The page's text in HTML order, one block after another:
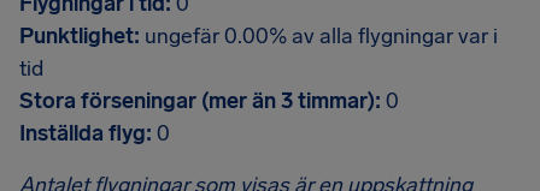
Punktlighet: ungefär 0.00% av alla flygningar var i
tid
Stora förseningar (mer än 3 timmar): 0
Inställda flyg: 0
Antalet flygningar som visas är en uppskattning